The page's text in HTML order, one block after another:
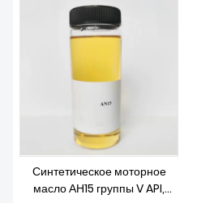
Синтетическое моторное
масло АН15 группы V API,